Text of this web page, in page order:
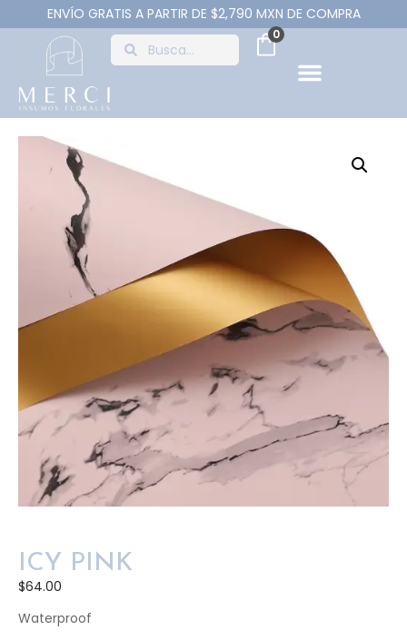
ENVÍO GRATIS A PARTIR DE $2,790 MXN DE COMPRA
0
ICY PINK
$64.00
Waterproof